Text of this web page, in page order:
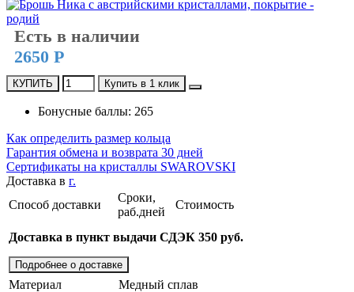
Есть в наличии
2650 Р
КУПИТЬ Купить в 1 клик
Бонусные баллы: 265
Как определить размер кольца
Гарантия обмена и возврата 30 дней
Сертификаты на кристаллы SWAROVSKI
Доставка в г.
Способ доставки
Сроки,
раб.дней
Стоимость
Доставка в пункт выдачи СДЭК 350 руб.
Подробнее о доставке
Материал
Медный сплав